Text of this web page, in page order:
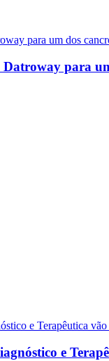
para
e